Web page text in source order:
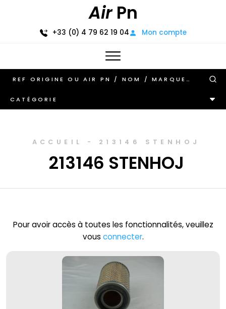
AirPn
+33 (0) 4 79 62 19 04 Mon compte
CATÉGORIE
ACCUEIL - 213146 STENHOJ
213146 STENHOJ
Pour avoir accès à toutes les fonctionnalités, veuillez
vous connecter.